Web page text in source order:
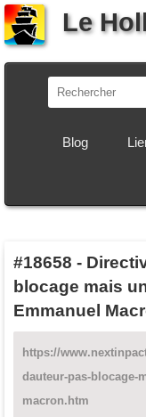
Le
Blog
#18658 -
blocage mais
Emmanuel
https://
dauteur-pas-blocage-
macron.htm